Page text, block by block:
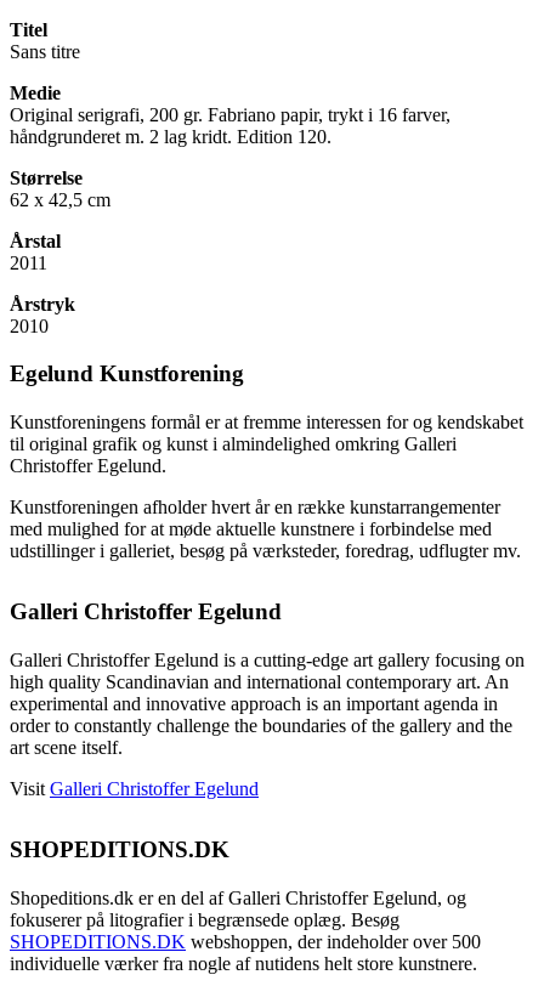
Titel
Sans titre
Medie
Original serigrafi, 200 gr. Fabriano papir, trykt i 16 farver,
håndgrunderet m. 2 lag kridt. Edition 120.
Størrelse
62 x 42,5 cm
Årstal
2011
Årstryk
2010
Egelund Kunstforening
Kunstforeningens formål er at fremme interessen for og kendskabet
til original grafik og kunst i almindelighed omkring Galleri
Christoffer Egelund.
Kunstforeningen afholder hvert år en række kunstarrangementer
med mulighed for at møde aktuelle kunstnere i forbindelse med
udstillinger i galleriet, besøg på værksteder, foredrag, udflugter mv.
Galleri Christoffer Egelund
Galleri Christoffer Egelund is a cutting-edge art gallery focusing on
high quality Scandinavian and international contemporary art. An
experimental and innovative approach is an important agenda in
order to constantly challenge the boundaries of the gallery and the
art scene itself.
Visit Galleri Christoffer Egelund
SHOPEDITIONS.DK
Shopeditions.dk er en del af Galleri Christoffer Egelund, og
fokuserer på litografier i begrænsede oplæg. Besøg
SHOPEDITIONS.DK webshoppen, der indeholder over 500
individuelle værker fra nogle af nutidens helt store kunstnere.